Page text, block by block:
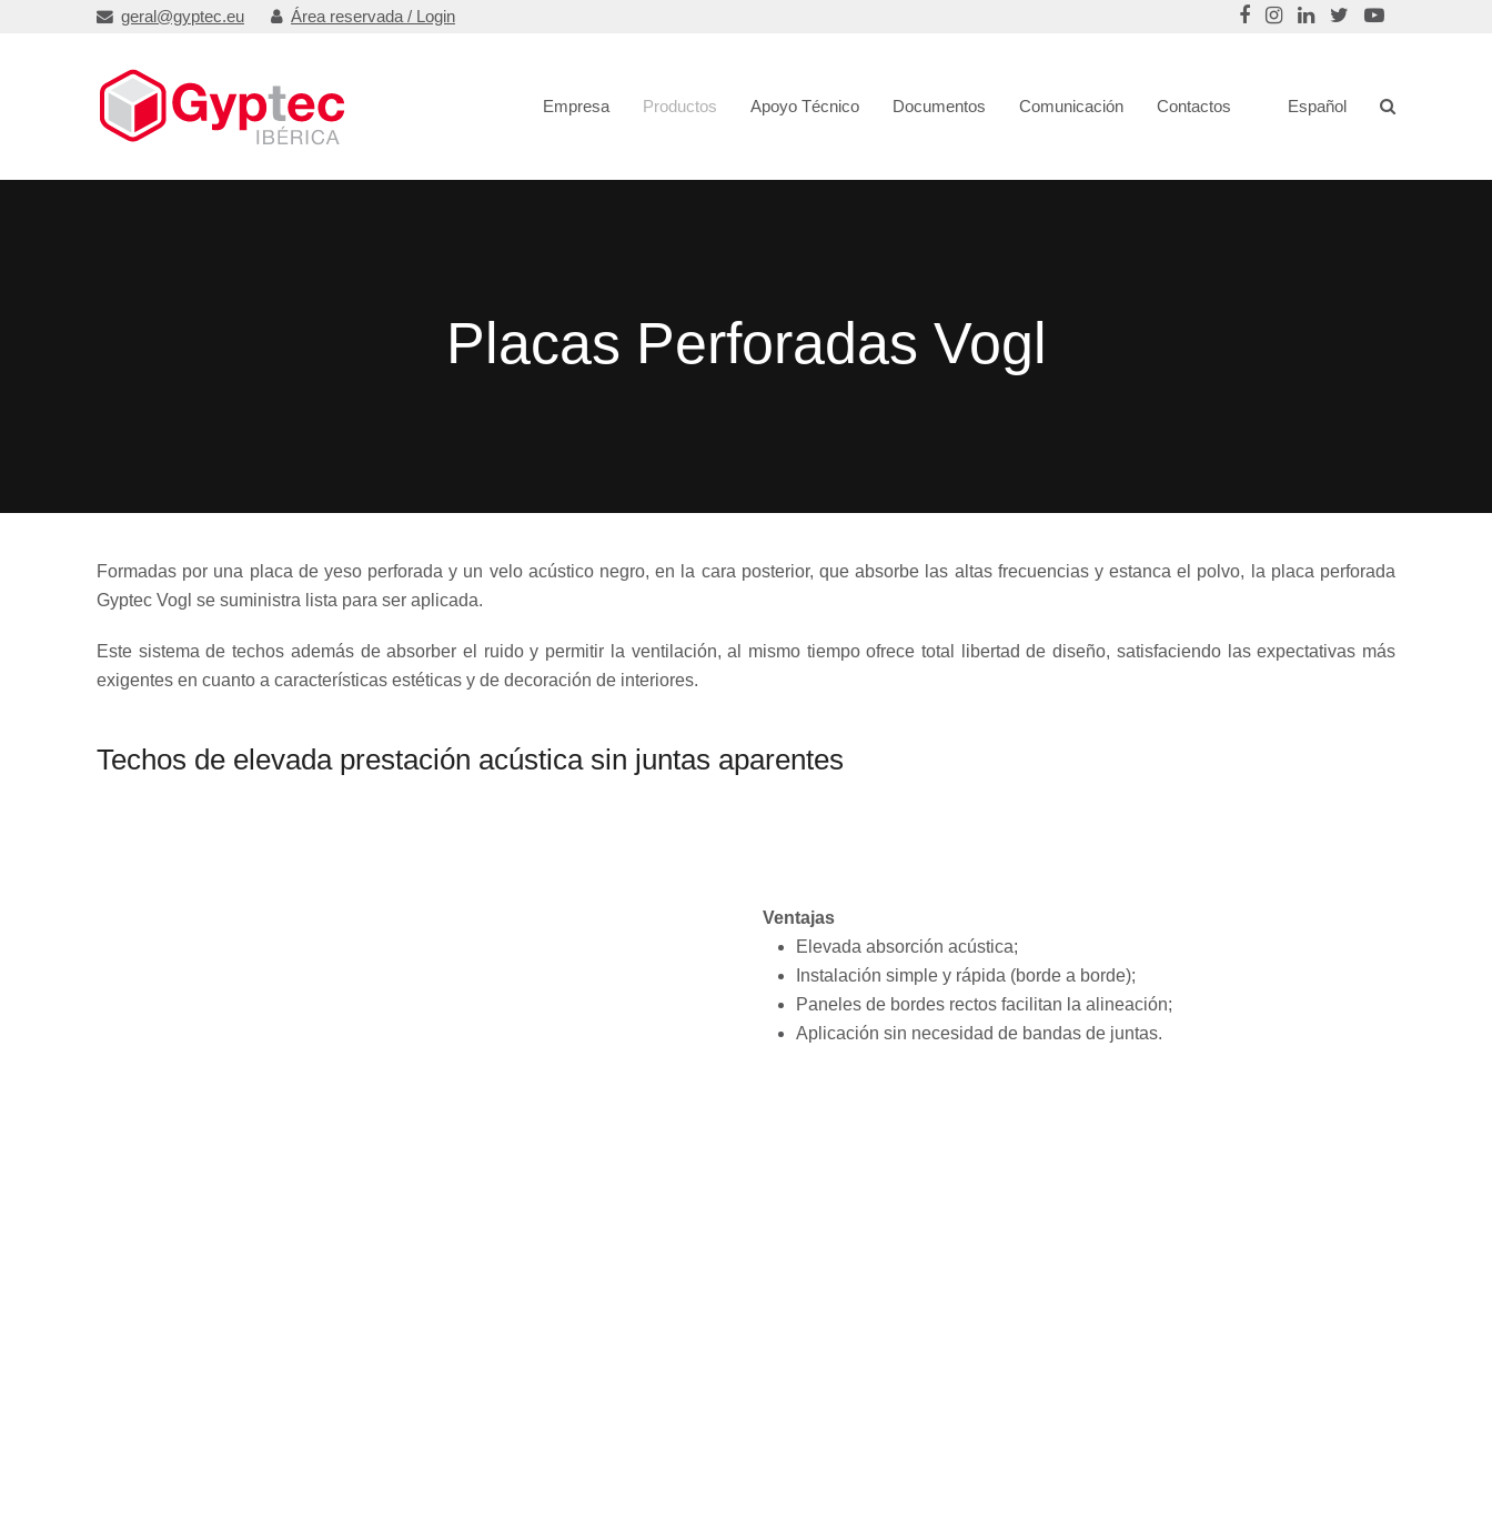
geral@gyptec.eu Área reservada / Login
Empresa Productos Apoyo Técnico Documentos Comunicación Contactos Español
Placas Perforadas Vogl
Formadas por una placa de yeso perforada y un velo acústico negro, en la cara posterior, que absorbe las altas frecuencias y estanca el polvo, la placa perforada
Gyptec Vogl se suministra lista para ser aplicada.
Este sistema de techos además de absorber el ruido y permitir la ventilación, al mismo tiempo ofrece total libertad de diseño, satisfaciendo las expectativas más
exigentes en cuanto a características estéticas y de decoración de interiores.
Techos de elevada prestación acústica sin juntas aparentes
Ventajas
Elevada absorción acústica;
Instalación simple y rápida (borde a borde);
Paneles de bordes rectos facilitan la alineación;
Aplicación sin necesidad de bandas de juntas.